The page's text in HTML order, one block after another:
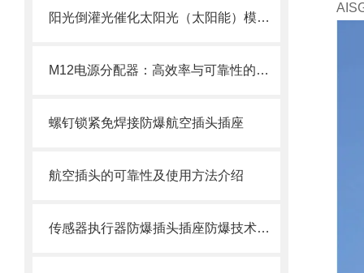
阳光倒灌光催化太阳光（太阳能）模拟器时间不稳定性
M12电源分配器：高效率与可靠性的工业解决方案
螺钉锁紧免焊接防爆航空插头插座
航空插头的可靠性及使用方法介绍
传感器执行器防爆插头插座防爆技术基础（2续）